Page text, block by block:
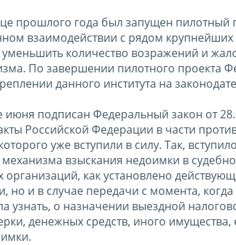
прошлого года был запущен пилотный
взаимодействии с рядом крупнейших
количество возражений и
По завершении пилотного проекта
данного института на
июня подписан Федеральный закон от
Российской Федерации в части
уже вступили в силу. Так,
взыскания недоимки в
как установлено
но и в случае передачи с момента,
узнать, о назначении выездной
денежных средств, иного имущества,